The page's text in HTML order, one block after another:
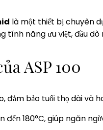
là một thiết bị chuyên
tính năng ưu việt, đầu
ASP 100
đảm bảo tuổi thọ dài
đến 180°C, giúp ngăn